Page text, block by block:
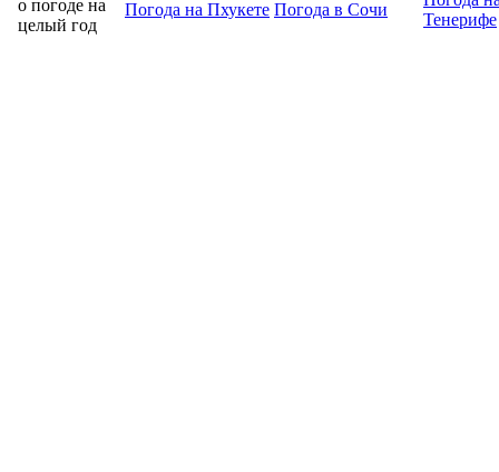
о погоде на
целый год
Погода на Пхукете Погода в Сочи
Тенерифе